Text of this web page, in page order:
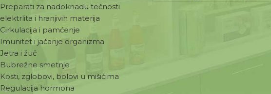
Preparati za nadoknadu tečnosti
elektrlita i hranjivih materija
Cirkulacija i pamćenje
Imunitet i jačanje organizma
Jetra i žuč
Bubrežne smetnje
Kosti, zglobovi, bolovi u mišićima
Regulacija hormona